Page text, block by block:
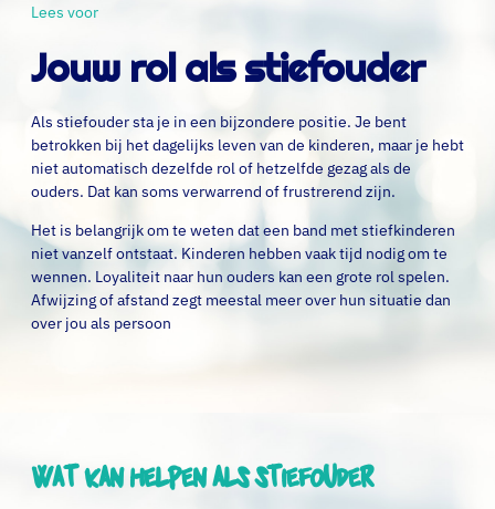
Lees voor
Jouw rol als stiefouder
Als stiefouder sta je in een bijzondere positie. Je bent
betrokken bij het dagelijks leven van de kinderen, maar je hebt
niet automatisch dezelfde rol of hetzelfde gezag als de
ouders. Dat kan soms verwarrend of frustrerend zijn.
Het is belangrijk om te weten dat een band met stiefkinderen
niet vanzelf ontstaat. Kinderen hebben vaak tijd nodig om te
wennen. Loyaliteit naar hun ouders kan een grote rol spelen.
Afwijzing of afstand zegt meestal meer over hun situatie dan
over jou als persoon
Wat kan helpen als stiefouder